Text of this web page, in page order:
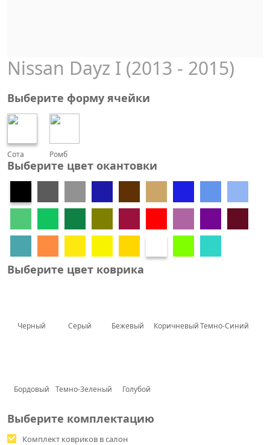
Nissan Dayz I (2013 - 2015)
Выберите форму ячейки
Сота Ромб
Выберите цвет окантовки
Выберите цвет коврика
Черный Серый Бежевый КоричневыйТемно-Синий
Бордовый Темно-Зеленый Голубой
Выберите комплектацию
Комплект ковриков в салон